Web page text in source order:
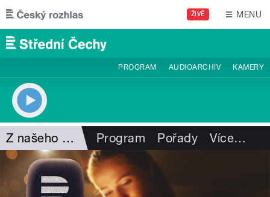
Přejít k hlavnímu obsahu
ŽIVĚ MENU
PROGRAM AUDIOARCHIV KAMERY
Z našeho vysílání Program Pořady Více…